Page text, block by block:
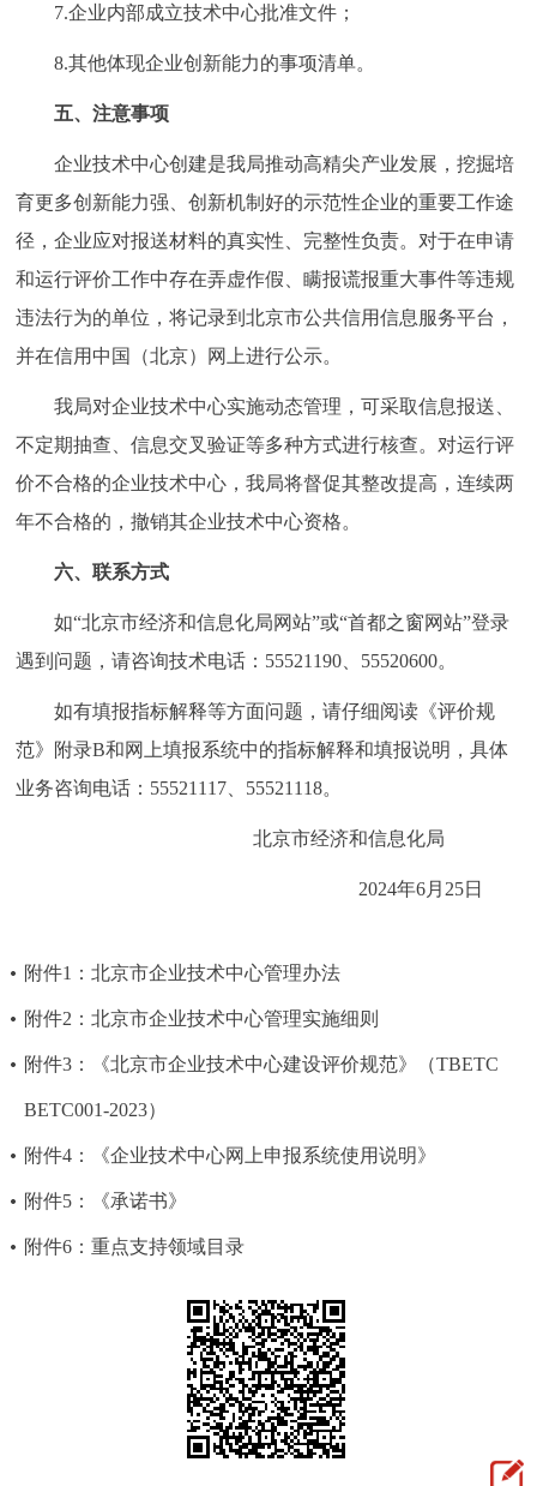
7.企业内部成立技术中心批准文件；
8.其他体现企业创新能力的事项清单。
五、注意事项
企业技术中心创建是我局推动高精尖产业发展，挖掘培
育更多创新能力强、创新机制好的示范性企业的重要工作途
径，企业应对报送材料的真实性、完整性负责。对于在申请
和运行评价工作中存在弄虚作假、瞒报谎报重大事件等违规
违法行为的单位，将记录到北京市公共信用信息服务平台，
并在信用中国（北京）网上进行公示。
我局对企业技术中心实施动态管理，可采取信息报送、
不定期抽查、信息交叉验证等多种方式进行核查。对运行评
价不合格的企业技术中心，我局将督促其整改提高，连续两
年不合格的，撤销其企业技术中心资格。
六、联系方式
如“北京市经济和信息化局网站”或“首都之窗网站”登录
遇到问题，请咨询技术电话：55521190、55520600。
如有填报指标解释等方面问题，请仔细阅读《评价规
范》附录B和网上填报系统中的指标解释和填报说明，具体
业务咨询电话：55521117、55521118。
北京市经济和信息化局
2024年6月25日
附件1：北京市企业技术中心管理办法
附件2：北京市企业技术中心管理实施细则
附件3：《北京市企业技术中心建设评价规范》（TBETC
BETC001-2023）
附件4：《企业技术中心网上申报系统使用说明》
附件5：《承诺书》
附件6：重点支持领域目录